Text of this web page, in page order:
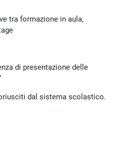
tra formazione in aula,
di presentazione delle
dal sistema scolastico.